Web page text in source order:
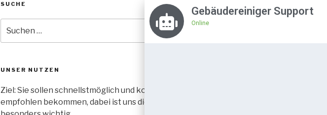
SUCHE
UNSER NUTZEN
Ziel: Sie sollen schnellstmöglich und kostenlos eine Gebäudereinigung
empfohlen bekommen, dabei ist uns die Qualität der Auswertung
Gebäudereiniger Support
Online